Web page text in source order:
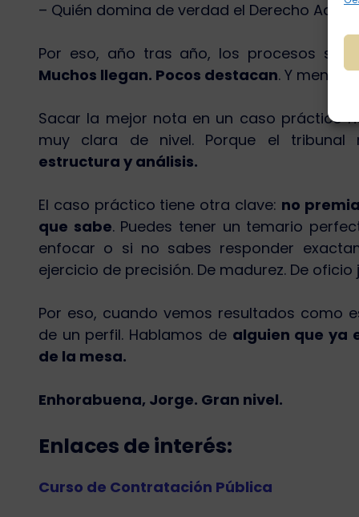
– Quién domina de verdad el Derecho
Por eso, año tras año, los procesos
Muchos llegan. Pocos destacan. Y menos
Sacar la mejor nota en un caso práctico
muy clara de nivel. Porque el tribunal
estructura y análisis.
El caso práctico tiene otra clave: no
que sabe. Puedes tener un temario
enfocar o si no sabes responder
ejercicio de precisión. De madurez. De oficio
Por eso, cuando vemos resultados como
de un perfil. Hablamos de alguien que ya
de la mesa.
Enhorabuena, Jorge. Gran nivel.
Enlaces de interés:
Curso de Contratación Pública